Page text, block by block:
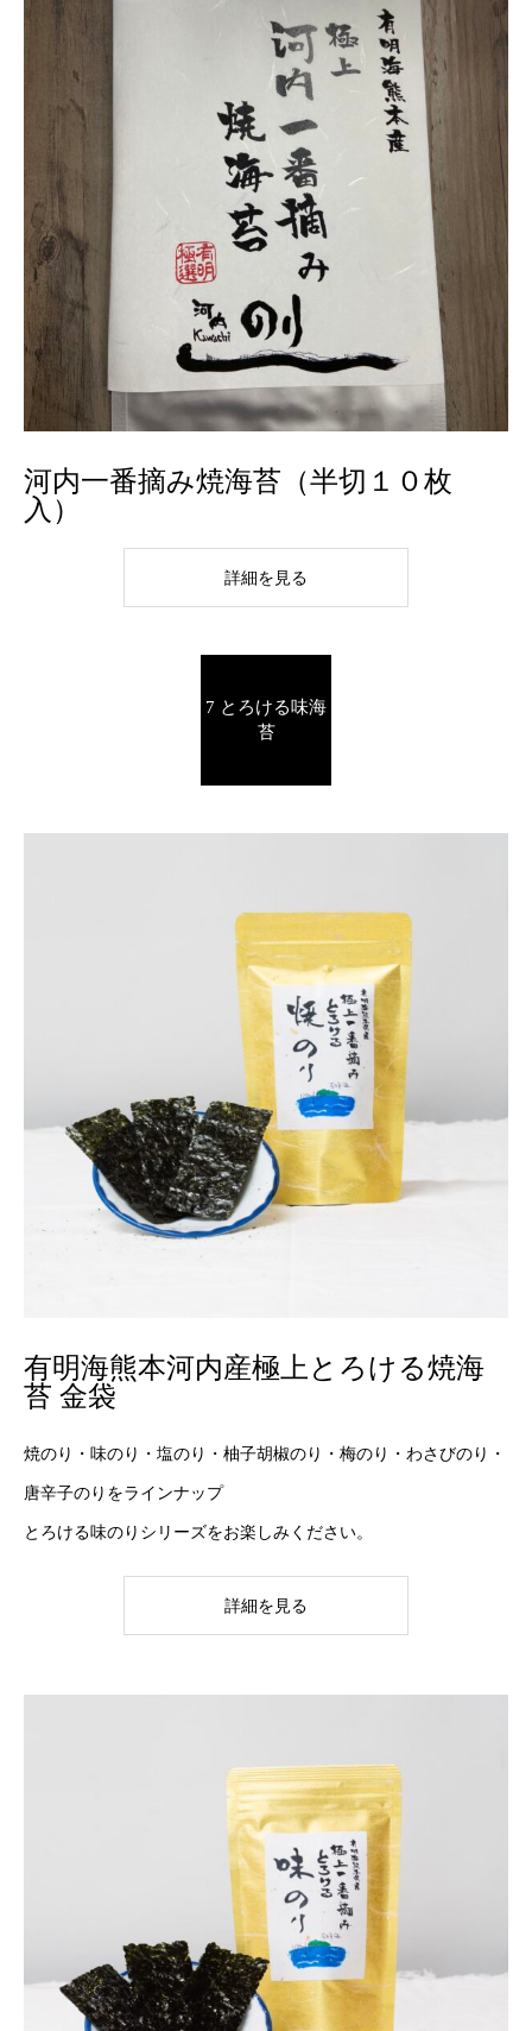
河内一番摘み焼海苔（半切１０枚
入）
詳細を見る
7 とろける味海
苔
有明海熊本河内産極上とろける焼海
苔 金袋
焼のり・味のり・塩のり・柚子胡椒のり・梅のり・わさびのり・
唐辛子のりをラインナップ
とろける味のりシリーズをお楽しみください。
詳細を見る